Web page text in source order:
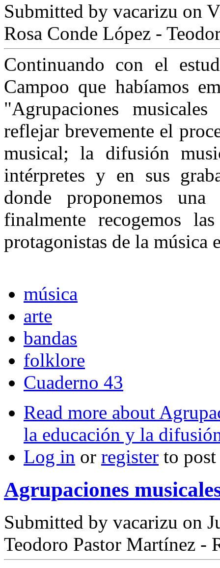
Submitted by vacarizu on
Rosa Conde López -
Continuando con el
Campoo que habíamos
"Agrupaciones
reflejar brevemente el
musical; la difusión
intérpretes y en sus
donde proponemos
finalmente reco­gemos
protagonistas de la mú­sica
música
arte
bandas
folklore
Cuaderno 43
Read more about
la educación y la
Log in or register to
Agrupaciones
Submitted by vacarizu on
Teodoro Pastor Martínez -